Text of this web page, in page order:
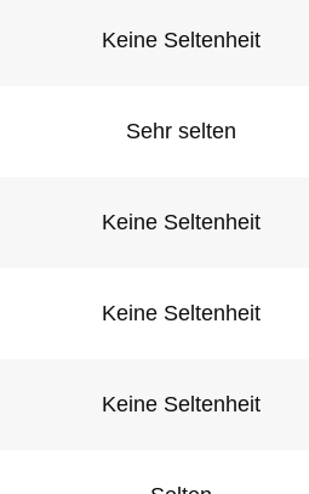
Keine Seltenheit
Sehr selten
Keine Seltenheit
Keine Seltenheit
Keine Seltenheit